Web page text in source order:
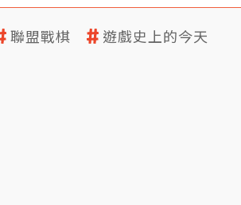
聯盟戰棋 遊戲史上的今天